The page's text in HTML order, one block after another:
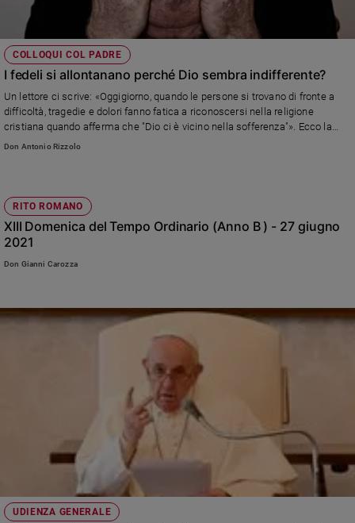
COLLOQUI COL PADRE
I fedeli si allontanano perché Dio sembra indifferente?
Un lettore ci scrive: «Oggigiorno, quando le persone si trovano di fronte a
difficoltà, tragedie e dolori fanno fatica a riconoscersi nella religione
cristiana quando afferma che "Dio ci è vicino nella sofferenza"». Ecco la
risposta del nostro direttore, don Antonio Rizzolo
Don Antonio Rizzolo
RITO ROMANO
XIII Domenica del Tempo Ordinario (Anno B ) - 27 giugno
2021
Don Gianni Carozza
UDIENZA GENERALE